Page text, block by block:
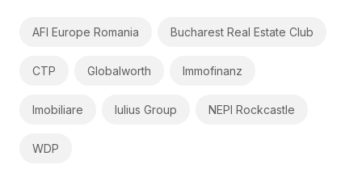
AFI Europe Romania Bucharest Real Estate Club
CTP Globalworth Immofinanz
Imobiliare Iulius Group NEPI Rockcastle
WDP